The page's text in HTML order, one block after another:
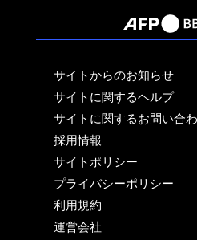
サイトからのお知らせ
サイトに関するヘルプ
サイトに関するお問い合
採用情報
サイトポリシー
プライバシーポリシー
利用規約
運営会社